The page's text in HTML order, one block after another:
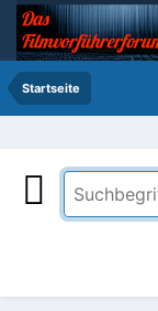
Startseite